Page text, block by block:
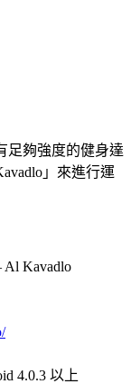
足夠強度的健身達
」來進行運
Al Kavadlo
4.0.3 以上